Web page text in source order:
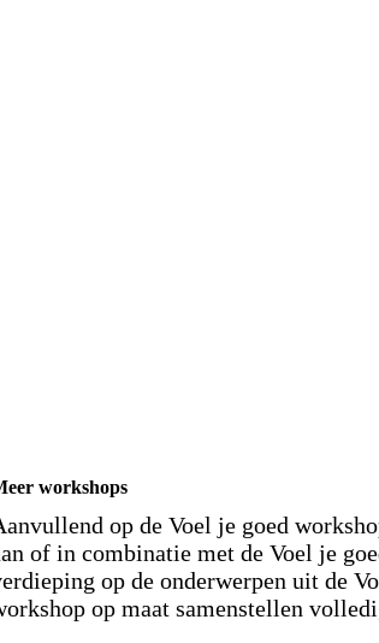
workshops
op de Voel je goed
of in combinatie met de Voel je
op de onderwerpen uit de
op maat samenstellen